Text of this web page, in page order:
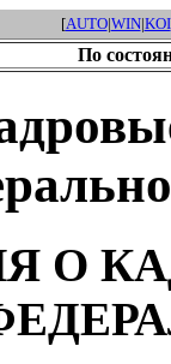
[AUTO|WIN|KOI
По
О